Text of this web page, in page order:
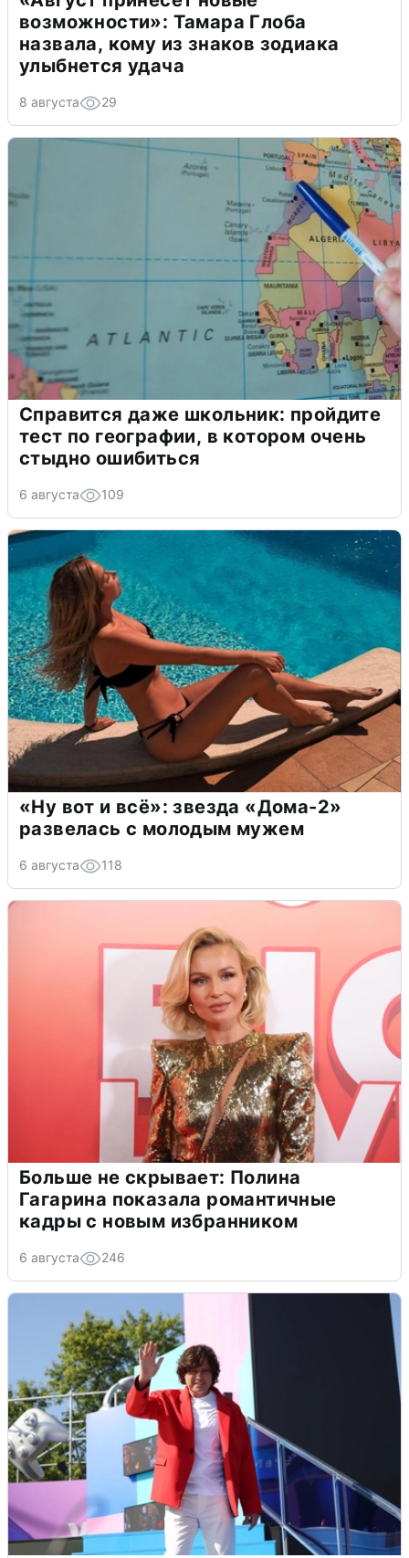
возможности»: Тамара Глоба
назвала, кому из знаков зодиака
улыбнется удача
8 августа 29
Справится даже школьник: пройдите
тест по географии, в котором очень
стыдно ошибиться
6 августа 109
«Ну вот и всё»: звезда «Дома-2»
развелась с молодым мужем
6 августа 118
Больше не скрывает: Полина
Гагарина показала романтичные
кадры с новым избранником
6 августа 246